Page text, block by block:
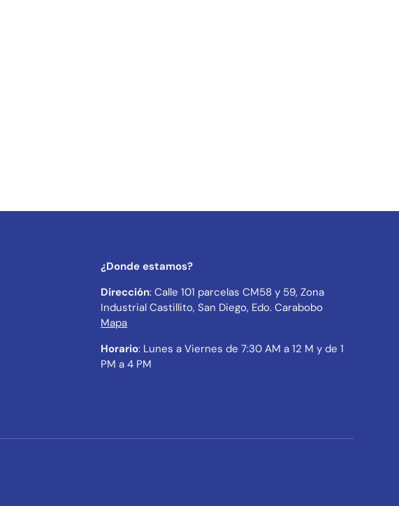
¿Donde estamos?
Dirección: Calle 101 parcelas CM58 y 59, Zona
Industrial Castillito, San Diego, Edo. Carabobo
Mapa
Horario: Lunes a Viernes de 7:30 AM a 12 M y de 1
PM a 4 PM